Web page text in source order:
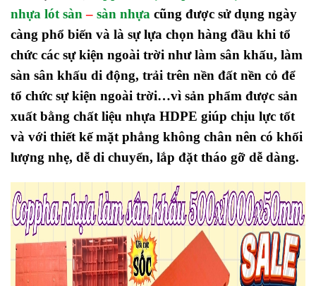
nhựa lót sàn– sàn nhựa cũng được sử dụng ngày
càng phổ biến và là sự lựa chọn hàng đầu khi tổ
chức các sự kiện ngoài trời như làm sân khấu, làm
sàn sân khấu di động, trải trên nền đất nền cỏ để
tổ chức sự kiện ngoài trời…vì sản phẩm được sản
xuất bằng chất liệu nhựa HDPE giúp chịu lực tốt
và với thiết kế mặt phẳng không chân nên có khối
lượng nhẹ, dễ di chuyển, lắp đặt tháo gỡ dễ dàng.